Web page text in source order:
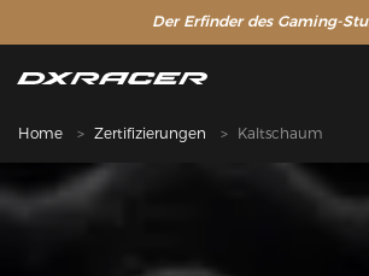
Der Erfinder des Gaming-
Home Zertifizierungen Kaltschaum